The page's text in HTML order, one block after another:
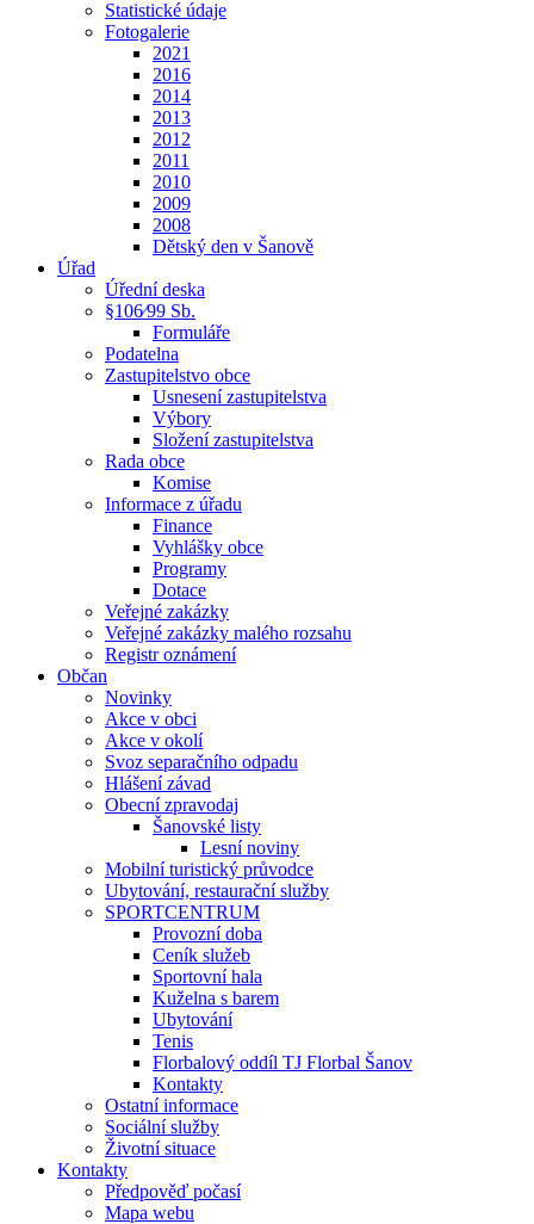
Statistické údaje
Fotogalerie
2021
2016
2014
2013
2012
2011
2010
2009
2008
Dětský den v Šanově
Úřad
Úřední deska
§106⁄99 Sb.
Formuláře
Podatelna
Zastupitelstvo obce
Usnesení zastupitelstva
Výbory
Složení zastupitelstva
Rada obce
Komise
Informace z úřadu
Finance
Vyhlášky obce
Programy
Dotace
Veřejné zakázky
Veřejné zakázky malého rozsahu
Registr oznámení
Občan
Novinky
Akce v obci
Akce v okolí
Svoz separačního odpadu
Hlášení závad
Obecní zpravodaj
Šanovské listy
Lesní noviny
Mobilní turistický průvodce
Ubytování, restaurační služby
SPORTCENTRUM
Provozní doba
Ceník služeb
Sportovní hala
Kuželna s barem
Ubytování
Tenis
Florbalový oddíl TJ Florbal Šanov
Kontakty
Ostatní informace
Sociální služby
Životní situace
Kontakty
Předpověď počasí
Mapa webu